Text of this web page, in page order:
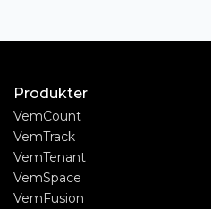
Produkter
VemCount
VemTrack
VemTenant
VemSpace
VemFusion